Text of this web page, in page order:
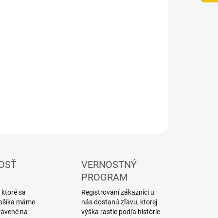
ktoré sa
máme
na
VERNOSTNÝ
PROGRAM
Registrovaní zákazníci u
nás dostanú zľavu, ktorej
výška rastie podľa histórie